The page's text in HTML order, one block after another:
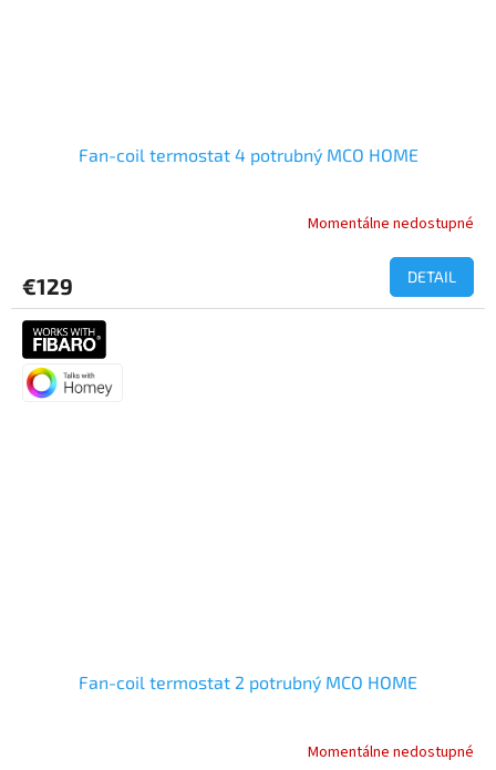
Fan-coil termostat 4 potrubný MCO HOME
Momentálne nedostupné
€129 DETAIL
Fan-coil termostat 2 potrubný MCO HOME
Momentálne nedostupné